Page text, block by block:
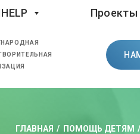
Проекты
ГЛАВНАЯ ПОМОЩЬ ДЕТЯМ